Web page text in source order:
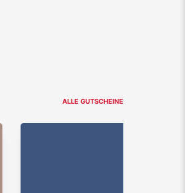
ALLE GUTSCHEINE